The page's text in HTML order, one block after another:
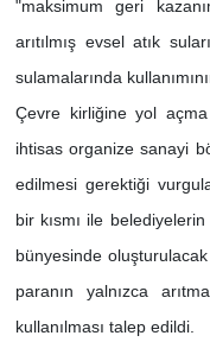
"maksimum geri
arıtılmış evsel atık
sulamalarında
Çevre kirliğine yol
ihtisas organize sanayi
edilmesi gerektiği
bir kısmı ile
bünyesinde
paranın yalnızca
kullanılması talep edildi.